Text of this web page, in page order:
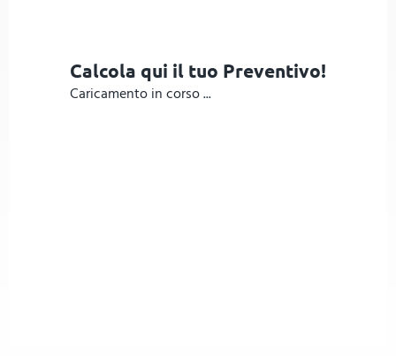
Calcola qui il tuo Preventivo!
Caricamento in corso ...